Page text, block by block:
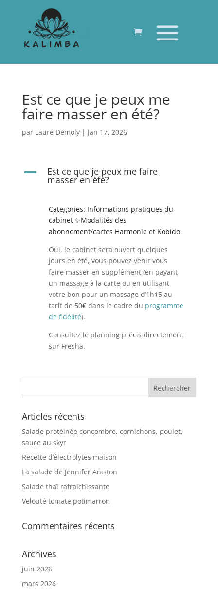
Est ce que je peux me
faire masser en été?
par Laure Demoly| Jan 17, 2026
A Est ce que je peux me faire
masser en été?
Categories: Informations pratiques du
cabinet ✨Modalités des
abonnement/cartes Harmonie et Kobido
Oui, le cabinet sera ouvert quelques
jours en été, vous pouvez venir vous
faire masser en supplément (en payant
un massage à la carte ou en utilisant
votre bon pour un massage d’1h15 au
tarif de 50€ dans le cadre du programme
de fidélité).
Consultez le planning précis directement
sur Fresha.
Articles récents
Salade protéinée concombre, cornichons, poulet,
sauce au skyr
Recette d’électrolytes maison
La salade de Jennifer Aniston
Salade thaï rafraichissante
Velouté tomate potimarron
Commentaires récents
Archives
juin 2026
mars 2026